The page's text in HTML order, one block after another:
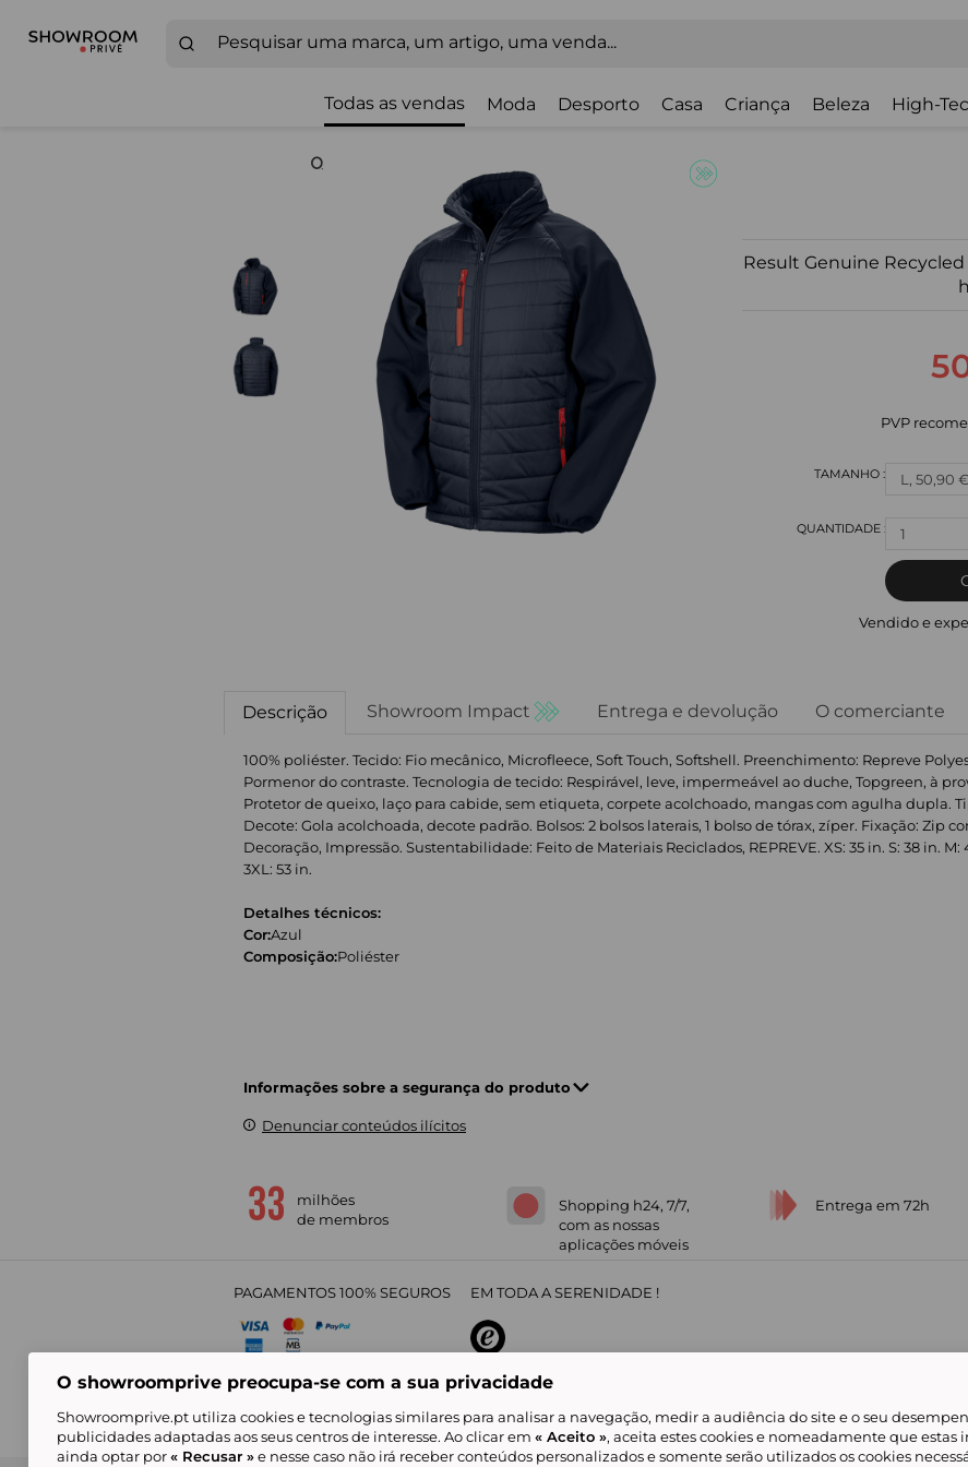
Todas as vendas Moda Desporto Casa Criança Beleza High-
Result Genuine Recycled
PVP
L, 50,90
1
Vendido e
Descrição Showroom Impact Entrega e devolução O comerciante
100% poliéster. Tecido: Fio mecânico, Microfleece, Soft Touch, Softshell. Preenchimento: Repreve
Pormenor do contraste. Tecnologia de tecido: Respirável, leve, impermeável ao duche, Topgreen, à
Protetor de queixo, laço para cabide, sem etiqueta, corpete acolchoado, mangas com agulha dupla.
Decote: Gola acolchoada, decote padrão. Bolsos: 2 bolsos laterais, 1 bolso de tórax, zíper. Fixação: Zip
Decoração, Impressão. Sustentabilidade: Feito de Materiais Reciclados, REPREVE. XS: 35 in. S: 38 in. M:
3XL: 53 in.
Detalhes técnicos:
Cor:Azul
Composição:Poliéster
Informações sobre a segurança do produto
Denunciar conteúdos ilícitos
milhões
de membros
Shopping h24, 7/7,
com as nossas
aplicações móveis
Entrega em 72h
PAGAMENTOS 100% SEGUROS EM TODA A SERENIDADE !
4,31/5 sobre
O showroomprive preocupa-se com a sua privacidade
Showroomprive.pt utiliza cookies e tecnologias similares para analisar a navegação, medir a audiência do site e o seu
publicidades adaptadas aos seus centros de interesse. Ao clicar em « Aceito », aceita estes cookies e nomeadamente que estas
ainda optar por« Recusar »e nesse caso não irá receber conteúdos personalizados e somente serão utilizados os cookies